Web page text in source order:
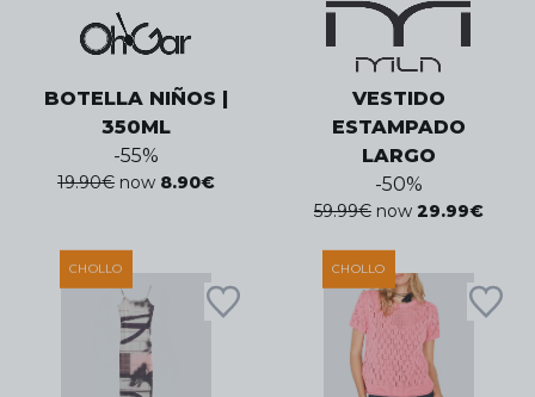
BOTELLA NIÑOS |
350ML
-55%
19.90€ now 8.90€
VESTIDO
ESTAMPADO
LARGO
-50%
59.99€ now 29.99€
CHOLLO CHOLLO